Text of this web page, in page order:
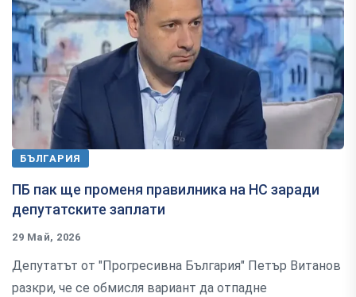
БЪЛГАРИЯ
ПБ пак ще променя правилника на НС заради
депутатските заплати
29 Май, 2026
Депутатът от "Прогресивна България" Петър Витанов
разкри, че се обмисля вариант да отпадне